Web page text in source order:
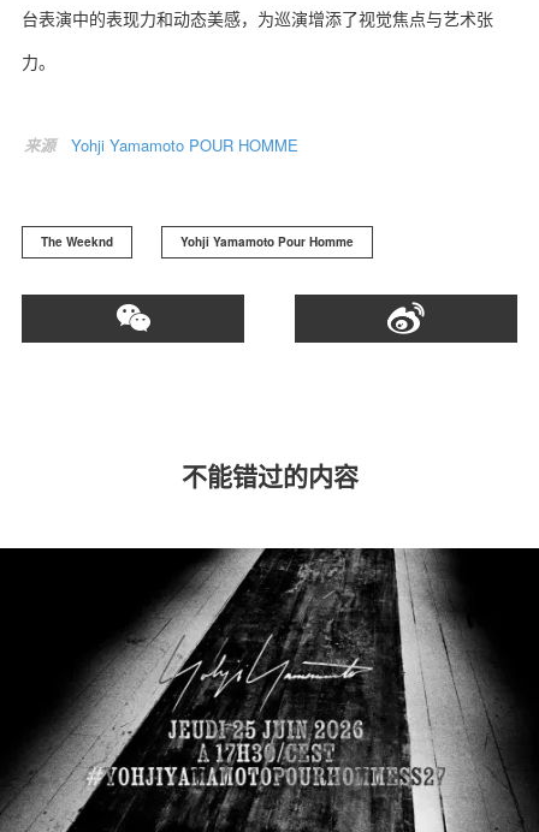
台表演中的表现力和动态美感，为巡演增添了视觉焦点与艺术张
力。
来源 Yohji Yamamoto POUR HOMME
The Weeknd Yohji Yamamoto Pour Homme
不能错过的内容